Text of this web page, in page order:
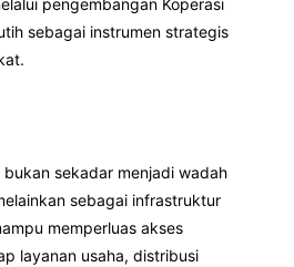
pengembangan Koperasi
sebagai instrumen strategis
sekadar menjadi wadah
sebagai infrastruktur
memperluas akses
layanan usaha, distribusi